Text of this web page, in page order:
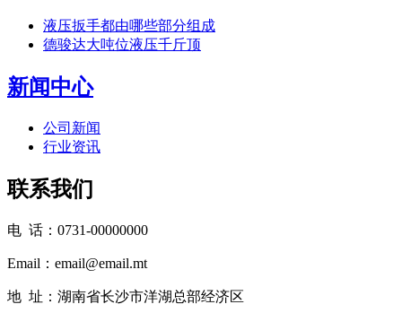
液压扳手都由哪些部分组成
德骏达大吨位液压千斤顶
新闻中心
公司新闻
行业资讯
联系我们
电 话：0731-00000000
Email：email@email.mt
地 址：湖南省长沙市洋湖总部经济区